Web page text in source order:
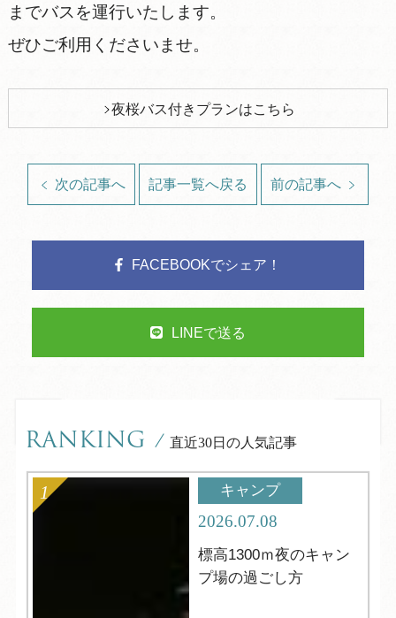
までバスを運行いたします。
ぜひご利用くださいませ。
夜桜バス付きプランはこちら
次の記事へ 記事一覧へ戻る 前の記事へ
FACEBOOKでシェア！
LINEで送る
RANKING / 直近30日の人気記事
キャンプ
2026.07.08
標高1300ｍ夜のキャン
プ場の過ごし方